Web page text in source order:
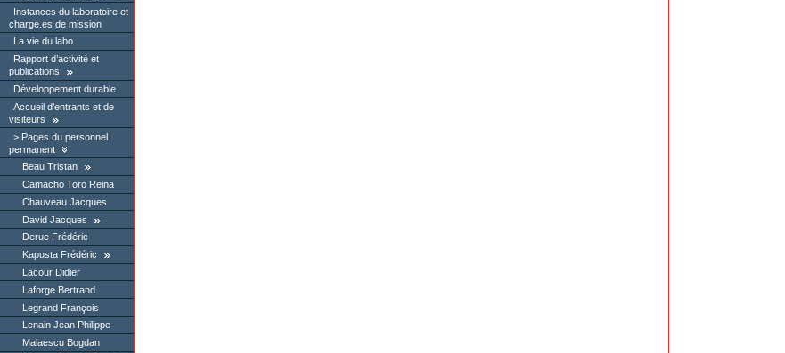
Instances du laboratoire et
chargé.es de mission
La vie du labo
Rapport d’activité et
publications
Développement durable
Accueil d’entrants et de
visiteurs
Pages du personnel
permanent
Beau Tristan
Camacho Toro Reina
Chauveau Jacques
David Jacques
Derue Frédéric
Kapusta Frédéric
Lacour Didier
Laforge Bertrand
Legrand François
Lenain Jean Philippe
Malaescu Bogdan